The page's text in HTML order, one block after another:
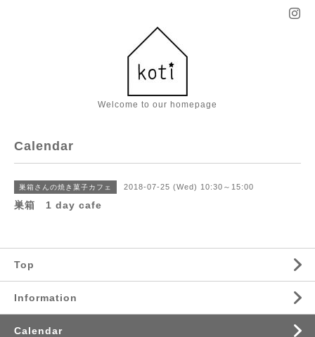
Welcome to our homepage
Calendar
巣箱さんの焼き菓子カフェ 2018-07-25 (Wed) 10:30～15:00
巣箱 1 day cafe
Top
Information
Calendar